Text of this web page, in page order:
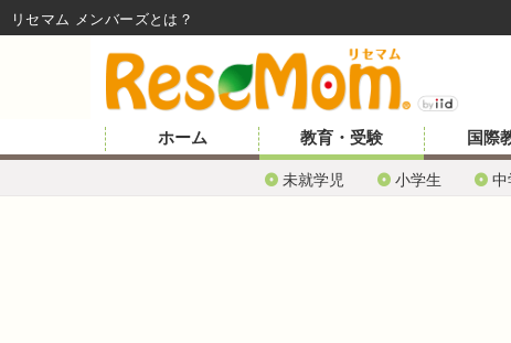
ホーム 教育・受験
未就学児 小学生 中
国際
リセマム メンバーズ